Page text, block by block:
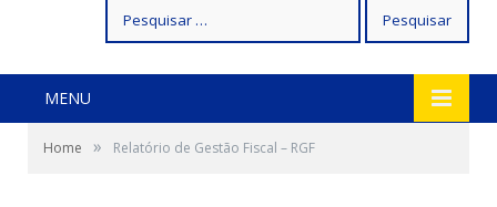
por:
MENU
Home » Relatório de Gestão Fiscal – RGF